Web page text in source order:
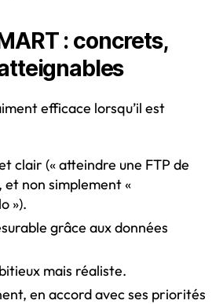
: concrets,
efficace lorsqu’il est
clair (« atteindre une FTP de
et non simplement «
»).
grâce aux données
mais réaliste.
en accord avec ses priorités